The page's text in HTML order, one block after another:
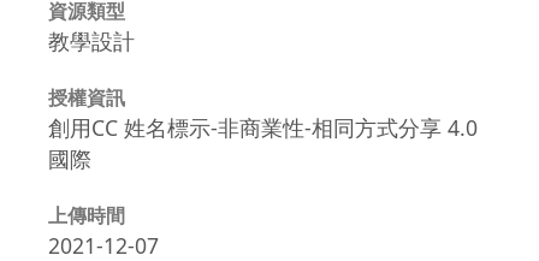
資源類型
教學設計
授權資訊
創用CC 姓名標示-非商業性-相同方式分享 4.0
國際
上傳時間
2021-12-07